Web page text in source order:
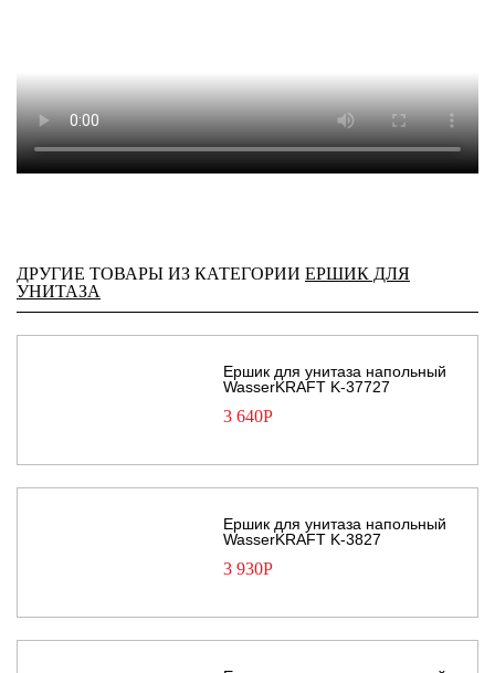
ДРУГИЕ ТОВАРЫ ИЗ КАТЕГОРИИ ЕРШИК ДЛЯ
УНИТАЗА
Ершик для унитаза напольный
WasserKRAFT K-37727
3 640Р
Ершик для унитаза напольный
WasserKRAFT K-3827
3 930Р